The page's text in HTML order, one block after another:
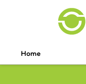
Home